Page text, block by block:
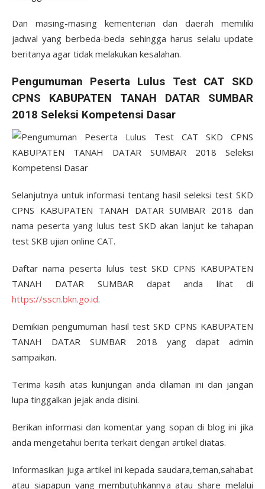
Dan masing-masing kementerian dan daerah memiliki
jadwal yang berbeda-beda sehingga harus selalu update
beritanya agar tidak melakukan kesalahan.
Pengumuman Peserta Lulus Test CAT SKD
CPNS KABUPATEN TANAH DATAR SUMBAR
2018 Seleksi Kompetensi Dasar
Selanjutnya untuk informasi tentang hasil seleksi test SKD
CPNS KABUPATEN TANAH DATAR SUMBAR 2018 dan
nama peserta yang lulus test SKD akan lanjut ke tahapan
test SKB ujian online CAT.
Daftar nama peserta lulus test SKD CPNS KABUPATEN
TANAH DATAR SUMBAR dapat anda lihat di
https://sscn.bkn.go.id.
Demikian pengumuman hasil test SKD CPNS KABUPATEN
TANAH DATAR SUMBAR 2018 yang dapat admin
sampaikan.
Terima kasih atas kunjungan anda dilaman ini dan jangan
lupa tinggalkan jejak anda disini.
Berikan informasi dan komentar yang sopan di blog ini jika
anda mengetahui berita terkait dengan artikel diatas.
Informasikan juga artikel ini kepada saudara,teman,sahabat
atau siapapun yang membutuhkannya atau share melalui